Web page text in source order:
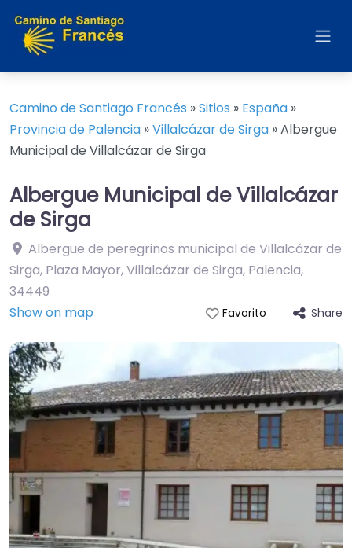
Camino de Santiago Francés »Sitios » España »
Provincia de Palencia »Villalcázar de Sirga »Albergue
Municipal de Villalcázar de Sirga
Albergue Municipal de Villalcázar
de Sirga
Albergue de peregrinos municipal de Villalcázar de
Sirga, Plaza Mayor, Villalcázar de Sirga, Palencia,
34449
Show on map
Favorito Share